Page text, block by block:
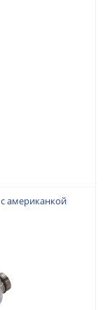
американкой